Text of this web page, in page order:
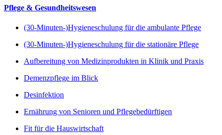
Pflege & Gesundheitswesen
(30-Minuten-)Hygieneschulung für die ambulante Pflege
(30-Minuten-)Hygieneschulung für die stationäre Pflege
Aufbereitung von Medizinprodukten in Klinik und Praxis
Demenzpflege im Blick
Desinfektion
Ernährung von Senioren und Pflegebedürftigen
Fit für die Hauswirtschaft